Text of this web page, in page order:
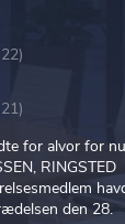
for alvor for nu
RINGSTED
den 28.